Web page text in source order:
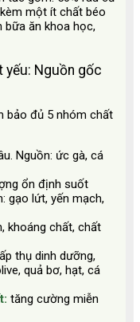
một ít chất béo
bữa ăn khoa học,
yếu: Nguồn gốc
bảo đủ 5 nhóm chất
Nguồn: ức gà, cá
ổn định suốt
gạo lứt, yến mạch,
khoáng chất, chất
thụ dinh dưỡng,
quả bơ, hạt, cá
tăng cường miễn